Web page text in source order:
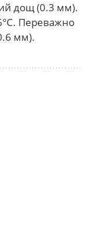
дощ (0.3 мм).
Переважно
мм).